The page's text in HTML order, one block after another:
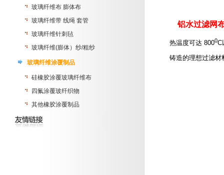
玻璃纤维布 膨体布
玻璃纤维带 线绳 套管
玻璃纤维针刺毡
玻璃纤维(膨体）纱/粗纱
玻璃纤维涂覆制品
硅橡胶涂覆玻璃纤维布
四氟涂覆玻纤织物
其他橡胶涂覆制品
铝水过滤网
热温度可达 8000C
铸造的理想过滤材